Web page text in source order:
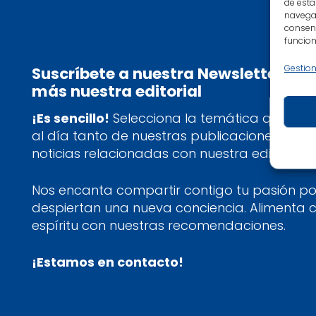
Suscríbete a nuestra Newsletter y
más nuestra editorial
¡Es sencillo! Selecciona la temática que
al día tanto de nuestras publicaciones más
noticias relacionadas con nuestra editorial.
Nos encanta compartir contigo tu pasión
despiertan una nueva conciencia. Alimenta
espíritu con nuestras recomendaciones.
¡Estamos en contacto!